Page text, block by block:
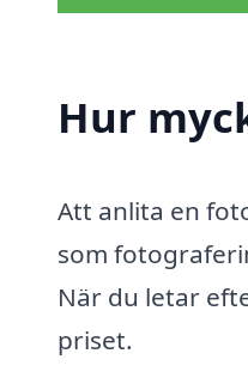
Hur
Att anlita en
som
När du letar
priset.